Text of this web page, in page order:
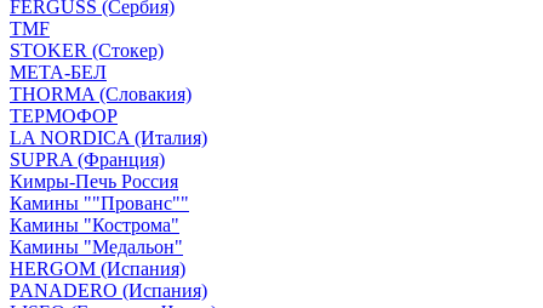
FERGUSS (Сербия)
TMF
STOKER (Стокер)
МЕТА-БЕЛ
THORMA (Словакия)
ТЕРМОФОР
LA NORDICA (Италия)
SUPRA (Франция)
Кимры-Печь Россия
Камины ""Прованс""
Камины "Кострома"
Камины "Медальон"
HERGOM (Испания)
PANADERO (Испания)